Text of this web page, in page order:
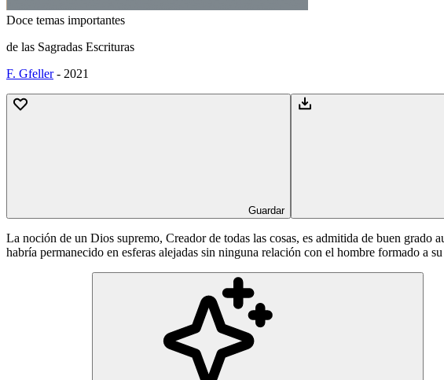
Doce temas importantes
de las Sagradas Escrituras
F. Gfeller- 2021
Guardar
La noción de un Dios supremo, Creador de todas las cosas, es admitida de buen grado
habría permanecido en esferas alejadas sin ninguna relación con el hombre formado a